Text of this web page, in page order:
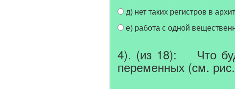
д) нет таких регистров в
е) работа с одной
4). (из 18): Что
переменных (см.